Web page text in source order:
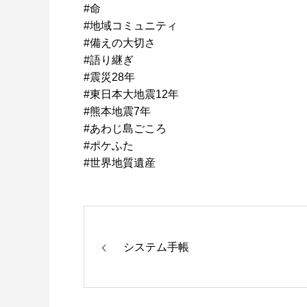
#命
#地域コミュニティ
#備えの大切さ
#語り継ぎ
#震災28年
#東日本大地震12年
#熊本地震7年
#あわじ島ごころ
#ポケふた
#世界地質遺産
システム手帳